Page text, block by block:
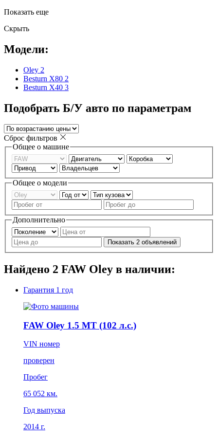
Показать еще
Скрыть
Модели:
Oley 2
Besturn X80 2
Besturn X40 3
Подобрать Б/У авто по параметрам
Сброс фильтров
Общее о машине
Общее о модели
Дополнительно
Показать 2 объявлений
Найдено 2 FAW Oley в наличии:
Гарантия 1 год
FAW Oley 1.5 MT (102 л.с.)
VIN номер
проверен
Пробег
65 052 км.
Год выпуска
2014 г.